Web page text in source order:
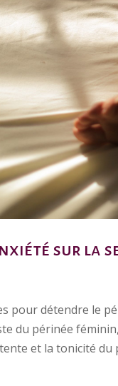
sur la
pour détendre le
du périnée
et la tonicité du